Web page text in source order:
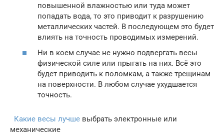
повышенной влажностью или туда может
попадать вода, то это приводит к разрушению
металлических частей. В последующем это будет
влиять на точность проводимых измерений.
Ни в коем случае не нужно подвергать весы
физической силе или прыгать на них. Всё это
будет приводить к поломкам, а также трещинам
на поверхности. В любом случае ухудшается
точность.
Какие весы лучше выбрать электронные или
механические